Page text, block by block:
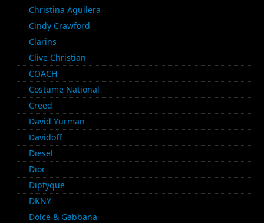
Christina Aguilera
Cindy Crawford
Clarins
Clive Christian
COACH
Costume National
Creed
David Yurman
Davidoff
Diesel
Dior
Diptyque
DKNY
Dolce & Gabbana